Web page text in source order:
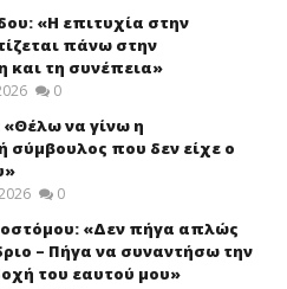
«Η επιτυχία στην
πάνω στην
και τη συνέπεια»
0
«Θέλω να γίνω η
σύμβουλος που δεν είχε ο
0
«Δεν πήγα απλώς
– Πήγα να συναντήσω την
του εαυτού μου»